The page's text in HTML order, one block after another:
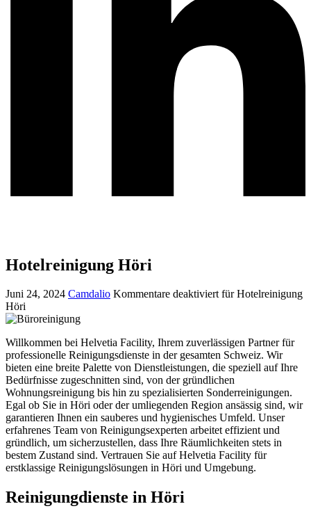
Hotelreinigung Höri
Juni 24, 2024 Camdalio Kommentare deaktiviertfür Hotelreinigung
Höri
Willkommen bei Helvetia Facility, Ihrem zuverlässigen Partner für
professionelle Reinigungsdienste in der gesamten Schweiz. Wir
bieten eine breite Palette von Dienstleistungen, die speziell auf Ihre
Bedürfnisse zugeschnitten sind, von der gründlichen
Wohnungsreinigung bis hin zu spezialisierten Sonderreinigungen.
Egal ob Sie in Höri oder der umliegenden Region ansässig sind, wir
garantieren Ihnen ein sauberes und hygienisches Umfeld. Unser
erfahrenes Team von Reinigungsexperten arbeitet effizient und
gründlich, um sicherzustellen, dass Ihre Räumlichkeiten stets in
bestem Zustand sind. Vertrauen Sie auf Helvetia Facility für
erstklassige Reinigungslösungen in Höri und Umgebung.
Reinigungdienste in Höri